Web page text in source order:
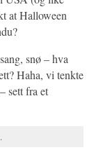
at Halloween
snø – hva
Haha, vi tenkte
sett fra et